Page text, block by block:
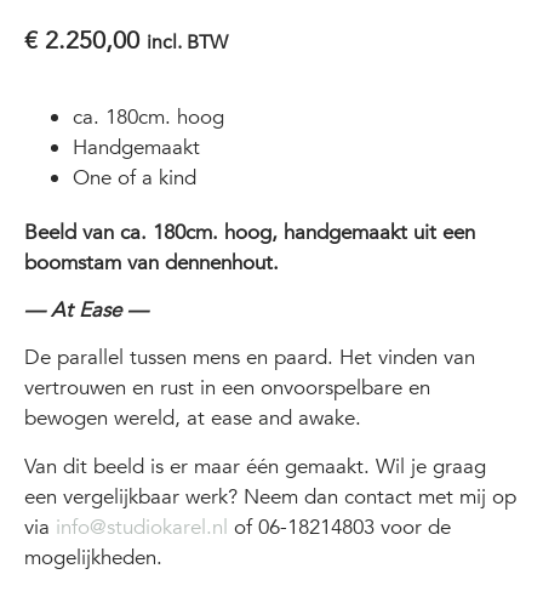
€ 2.250,00 incl. BTW
ca. 180cm. hoog
Handgemaakt
One of a kind
Beeld van ca. 180cm. hoog, handgemaakt uit een
boomstam van dennenhout.
— At Ease —
De parallel tussen mens en paard. Het vinden van
vertrouwen en rust in een onvoorspelbare en
bewogen wereld, at ease and awake.
Van dit beeld is er maar één gemaakt. Wil je graag
een vergelijkbaar werk? Neem dan contact met mij op
via info@studiokarel.nl of 06-18214803 voor de
mogelijkheden.